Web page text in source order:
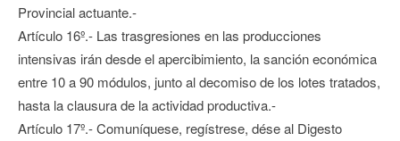
Provincial actuante.-
Artículo 16º.- Las trasgresiones en las producciones
intensivas irán desde el apercibimiento, la sanción económica
entre 10 a 90 módulos, junto al decomiso de los lotes tratados,
hasta la clausura de la actividad productiva.-
Artículo 17º.- Comuníquese, regístrese, dése al Digesto